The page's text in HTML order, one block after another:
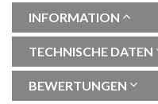
INFORMATION
TECHNISCHE DATEN
BEWERTUNGEN